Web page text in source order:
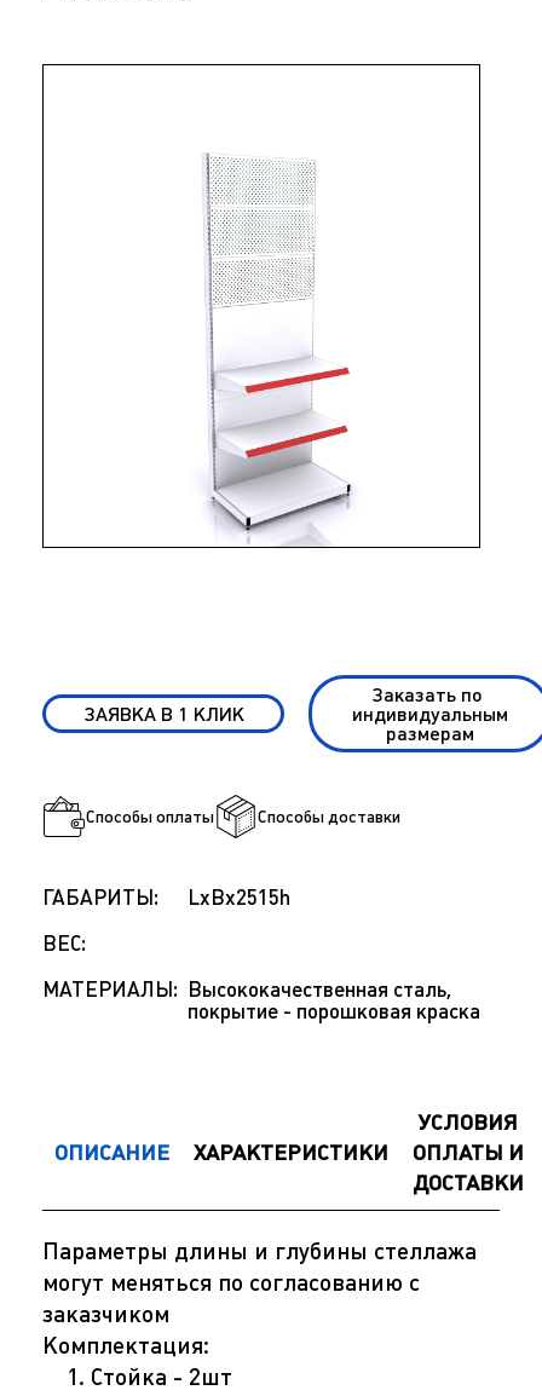
ЗАЯВКА В 1 КЛИК
Заказать по
индивидуальным
размерам
Способы оплаты Способы доставки
ГАБАРИТЫ:
LxBx2515h
ВЕС:
МАТЕРИАЛЫ: Высококачественная сталь,
покрытие - порошковая краска
ОПИСАНИЕ ХАРАКТЕРИСТИКИ
УСЛОВИЯ
ОПЛАТЫ И
ДОСТАВКИ
Параметры длины и глубины стеллажа
могут меняться по согласованию с
заказчиком
Комплектация:
Стойка - 2шт